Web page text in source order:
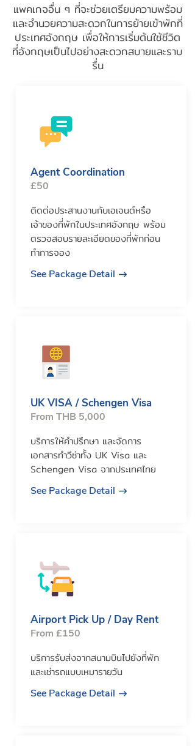
แพคเกจอื่น ๆ ที่จะช่วยเตรียมความพร้อม
และอำนวยความสะดวกในการย้ายเข้าพักที่
ประเทศอังกฤษ เพื่อให้การเริ่มต้นใช้ชีวิต
ที่อังกฤษเป็นไปอย่างสะดวกสบายและราบ
รื่น
Agent Coordination
£50
ติดต่อประสานงานกับเอเจนต์หรือ
เจ้าของที่พักในประเทศอังกฤษ พร้อม
ตรวจสอบรายละเอียดของที่พักก่อน
ทำการจอง
See Package Detail
UK VISA / Schengen Visa
From THB 5,000
บริการให้คำปรึกษา และจัดการ
เอกสารทำวีซ่าทั้ง UK Visa และ
Schengen Visa จากประเทศไทย
See Package Detail
Airport Pick Up / Day Rent
From £150
บริการรับส่งจากสนามบินไปยังที่พัก
และเช่ารถแบบเหมารายวัน
See Package Detail